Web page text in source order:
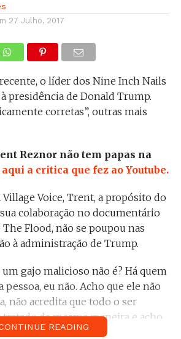
27 Julho, 2017
o líder dos Nine Inch Nails
presidência de Donald Trump.
corretas”, outras mais
Reznor não tem papas na
a critica que fez ao Youtube.
Village Voice, Trent, a propósito do
colaboração no documentário
Flood, não se poupou nas
à administração de Trump.
gajo malicioso não é? Há quem
pessoa, eu não. Acho que ele não
não acredita que todo o ser
da mesma maneira e acho
READING